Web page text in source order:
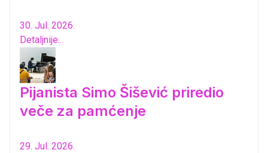
30. Jul. 2026.
Detaljnije...
Pijanista Simo Šišević priredio
veče za pamćenje
29. Jul. 2026.